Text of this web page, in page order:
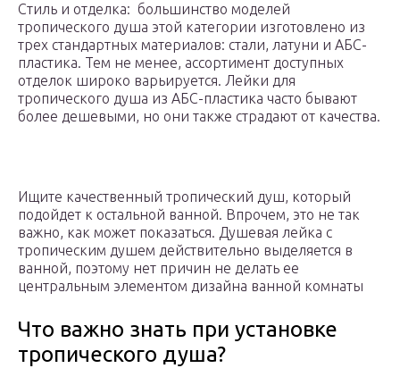
Стиль и отделка: большинство моделей
тропического душа этой категории изготовлено из
трех стандартных материалов: стали, латуни и АБС-
пластика. Тем не менее, ассортимент доступных
отделок широко варьируется. Лейки для
тропического душа из АБС-пластика часто бывают
более дешевыми, но они также страдают от качества.
Ищите качественный тропический душ, который
подойдет к остальной ванной. Впрочем, это не так
важно, как может показаться. Душевая лейка с
тропическим душем действительно выделяется в
ванной, поэтому нет причин не делать ее
центральным элементом дизайна ванной комнаты
Что важно знать при установке
тропического душа?